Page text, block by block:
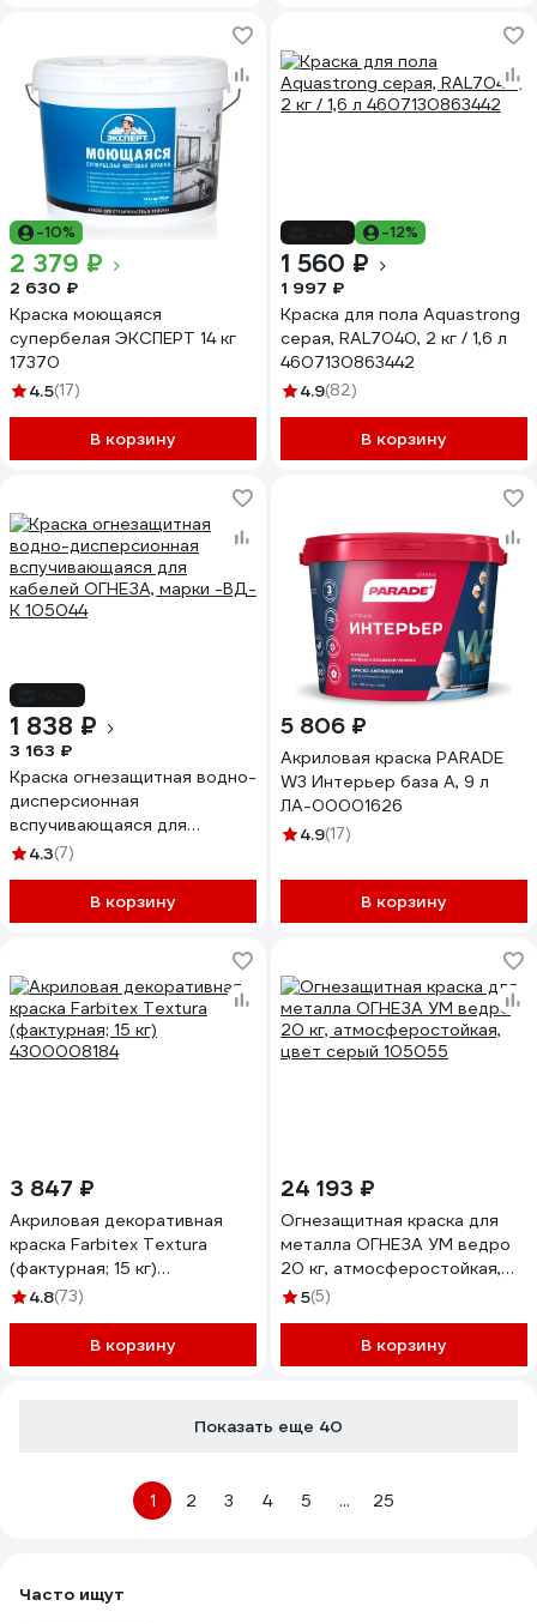
-10%
2 379 ₽
2 630 ₽
Краска моющаяся
супербелая ЭКСПЕРТ 14 кг
17370
4.5(17)
В корзину
-12%
1 560 ₽
1 997 ₽
Краска для пола Aquastrong
серая, RAL7040, 2 кг / 1,6 л
4607130863442
4.9(82)
В корзину
1 838 ₽
3 163 ₽
Краска огнезащитная водно-
дисперсионная
вспучивающаяся для
кабелей ОГНЕЗА, марки -ВД-
4.3(7)
В корзину
5 806 ₽
Акриловая краска PARADE
W3 Интерьер база А, 9 л
ЛА-00001626
4.9(17)
В корзину
3 847 ₽
Акриловая декоративная
краска Farbitex Textura
(фактурная; 15 кг)
4300008184
4.8(73)
В корзину
24 193 ₽
Огнезащитная краска для
металла ОГНЕЗА УМ ведро
20 кг, атмосферостойкая,
цвет серый 105055
5(5)
В корзину
Показать еще 40
1 2 3 4 5 ... 25
Часто ищут